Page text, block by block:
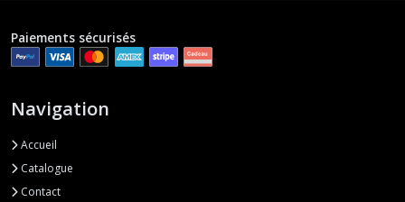
Paiements sécurisés
Navigation
Accueil
Catalogue
Contact